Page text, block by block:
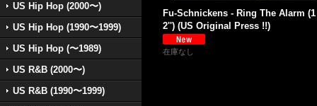
US Hip Hop (2000〜)
US Hip Hop (1990〜1999)
US Hip Hop (〜1989)
US R&B (2000〜)
US R&B (1990〜1999)
Fu-Schnickens - Ring The Alarm (1
2'') (US Original Press !!)
在庫なし